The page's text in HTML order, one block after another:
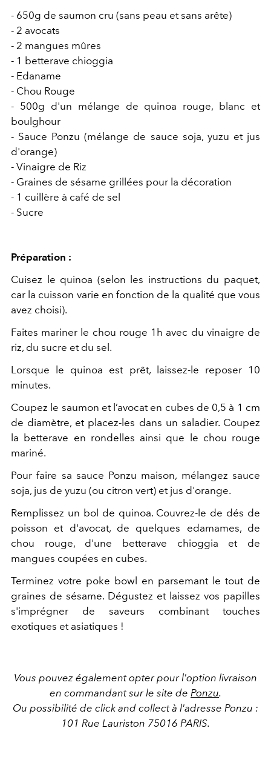
- 650g de saumon cru (sans peau et sans arête)
- 2 avocats
- 2 mangues mûres
- 1 betterave chioggia
- Edaname
- Chou Rouge
- 500g d'un mélange de quinoa rouge, blanc et
boulghour
- Sauce Ponzu (mélange de sauce soja, yuzu et jus
d'orange)
- Vinaigre de Riz
- Graines de sésame grillées pour la décoration
- 1 cuillère à café de sel
- Sucre
Préparation :
Cuisez le quinoa (selon les instructions du paquet,
car la cuisson varie en fonction de la qualité que vous
avez choisi).
Faites mariner le chou rouge 1h avec du vinaigre de
riz, du sucre et du sel.
Lorsque le quinoa est prêt, laissez-le reposer 10
minutes.
Coupez le saumon et l’avocat en cubes de 0,5 à 1 cm
de diamètre, et placez-les dans un saladier. Coupez
la betterave en rondelles ainsi que le chou rouge
mariné.
Pour faire sa sauce Ponzu maison, mélangez sauce
soja, jus de yuzu (ou citron vert) et jus d'orange.
Remplissez un bol de quinoa. Couvrez-le de dés de
poisson et d'avocat, de quelques edamames, de
chou rouge, d'une betterave chioggia et de
mangues coupées en cubes.
Terminez votre poke bowl en parsemant le tout de
graines de sésame. Dégustez et laissez vos papilles
s'imprégner de saveurs combinant touches
exotiques et asiatiques !
Vous pouvez également opter pour l'option livraison
en commandant sur le site de Ponzu.
Ou possibilité de click and collect à l'adresse Ponzu :
101 Rue Lauriston 75016 PARIS.